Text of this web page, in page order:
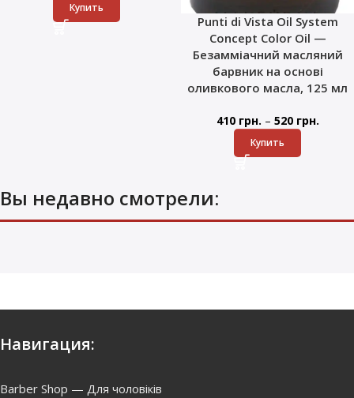
Купить
Punti di Vista Oil System
Concept Color Oil —
Безамміачний масляний
барвник на основі
оливкового масла, 125 мл
410 грн. – 520 грн.
Купить
Вы недавно смотрели:
Навигация:
Barber Shop — Для чоловіків